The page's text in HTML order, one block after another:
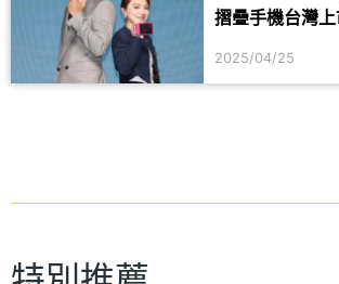
摺疊手機台灣
2025/04/25